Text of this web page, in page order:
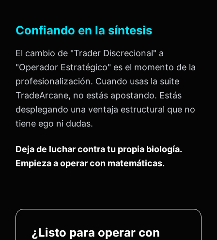
Confiando en la síntesis
El cambio de "Trader Discrecional" a
"Operador Estratégico" es el momento de la
profesionalización. Cuando usas la suite
TradeArcane, no estás apostando. Estás
desplegando una ventaja estructural que no
tiene ego ni dudas.
Deja de luchar contra tu propia biología.
Empieza a operar con matemáticas.
¿Listo para operar con